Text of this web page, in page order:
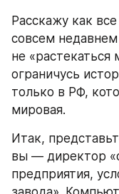
Расскажу как
совсем
не
ограничусь
только в РФ,
мировая.
Итак,
вы — директор
предприятия,